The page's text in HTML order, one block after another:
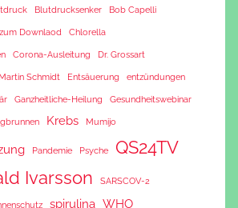
Blutdrucksenker Bob Capelli
Downlaod Chlorella
Corona-Ausleitung Dr. Grossart
Schmidt Entsäuerung entzündungen
Ganzheitliche-Heilung Gesundheitswebinar
Krebs Mumijo
Pandemie Psyche QS24TV
Ivarsson SARSCOV-2
spirulina WHO